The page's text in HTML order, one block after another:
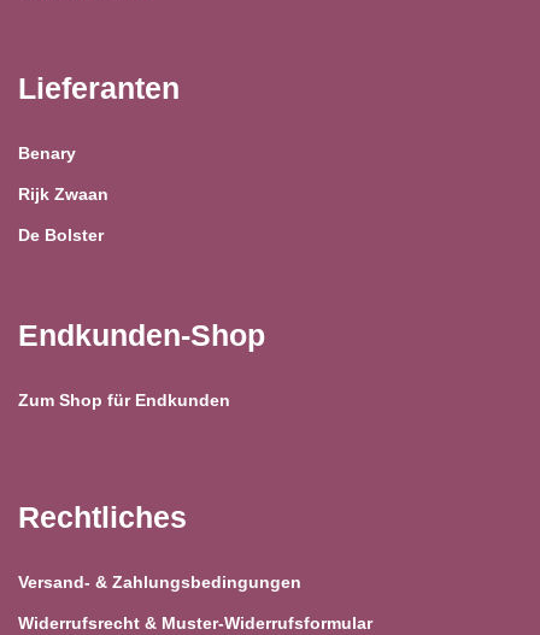
Lieferanten
Benary
Rijk Zwaan
De Bolster
Endkunden-Shop
Zum Shop für Endkunden
Rechtliches
Versand- & Zahlungsbedingungen
Widerrufsrecht & Muster-Widerrufsformular